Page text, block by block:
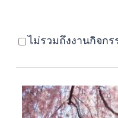
ไม่รวมถึงงานกิจก